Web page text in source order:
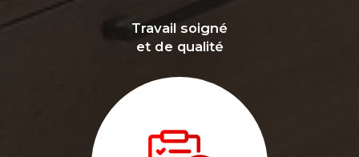
Travail soigné
et de qualité